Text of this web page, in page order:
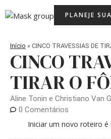
para
PLANEJE
Início » CINCO TRAVESSIAS DE
CINCO
TIRAR O
Aline Tonin e Christiano Van
0 Comentários
Iniciar um novo roteiro